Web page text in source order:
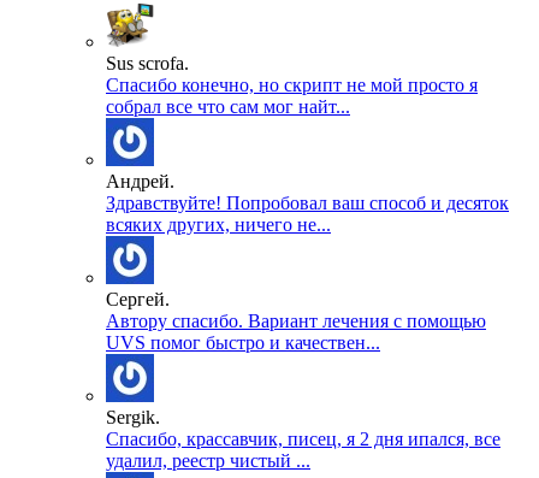
Sus scrofa.
Спасибо конечно, но скрипт не мой просто я
собрал все что сам мог найт...
Андрей.
Здравствуйте! Попробовал ваш способ и десяток
всяких других, ничего не...
Сергей.
Автору спасибо. Вариант лечения с помощью
UVS помог быстро и качествен...
Sergik.
Спасибо, крассавчик, писец, я 2 дня ипался, все
удалил, реестр чистый ...